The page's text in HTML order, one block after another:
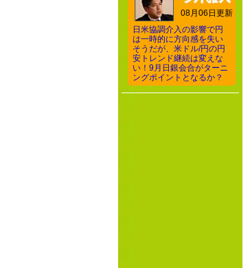
08月06日更新
日米協調介入の影響で円
は一時的に方向感を失い
そうだが、米ドル/円の円
安トレンド継続は変えな
い！9月日銀会合がターニ
ングポイントとなるか？